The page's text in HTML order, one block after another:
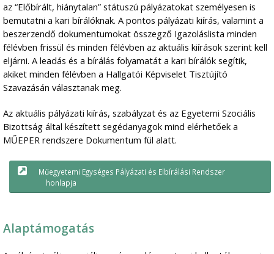
az “Előbírált, hiánytalan” státuszú pályázatokat személyesen is
bemutatni a kari bírálóknak. A pontos pályázati kiírás, valamint a
beszerzendő dokumentumokat összegző Igazoláslista minden
félévben frissül és minden félévben az aktuális kiírások szerint kell
eljárni. A leadás és a bírálás folyamatát a kari bírálók segítik,
akiket minden félévben a Hallgatói Képviselet Tisztújító
Szavazásán választanak meg.
Az aktuális pályázati kiírás, szabályzat és az Egyetemi Szociális
Bizottság által készített segédanyagok mind elérhetőek a
MŰEPER rendszere Dokumentum fül alatt.
Műegyetemi Egységes Pályázati és Elbírálási Rendszer
honlapja
Alaptámogatás